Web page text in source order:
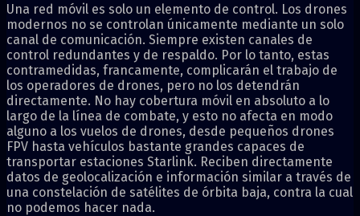
Una red móvil es solo un elemento de control. Los drones
modernos no se controlan únicamente mediante un solo
canal de comunicación. Siempre existen canales de
control redundantes y de respaldo. Por lo tanto, estas
contramedidas, francamente, complicarán el trabajo de
los operadores de drones, pero no los detendrán
directamente. No hay cobertura móvil en absoluto a lo
largo de la línea de combate, y esto no afecta en modo
alguno a los vuelos de drones, desde pequeños drones
FPV hasta vehículos bastante grandes capaces de
transportar estaciones Starlink. Reciben directamente
datos de geolocalización e información similar a través de
una constelación de satélites de órbita baja, contra la cual
no podemos hacer nada.